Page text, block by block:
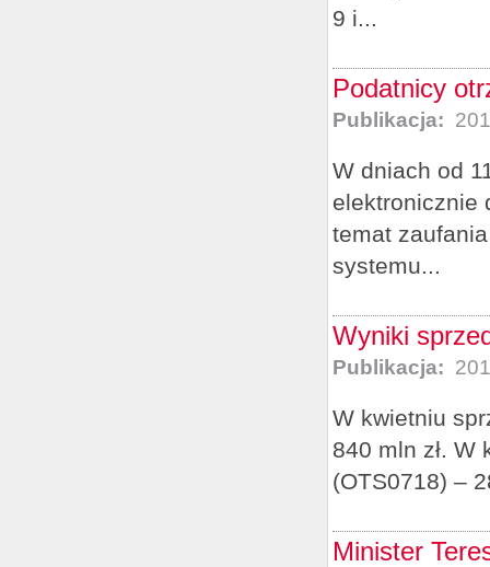
9 i...
Podatnicy
Publikacja:
W dniach od
elektronicznie
temat
systemu...
Wyniki
Publikacja:
W kwietniu
840 mln zł.
(OTS0718) –
Minister